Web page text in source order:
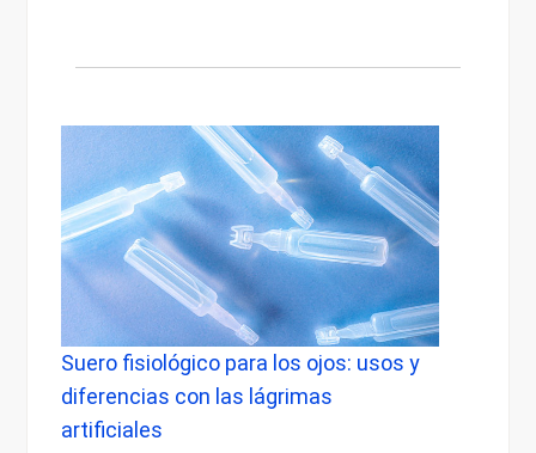
Suero fisiológico para los ojos: usos y
diferencias con las lágrimas
artificiales